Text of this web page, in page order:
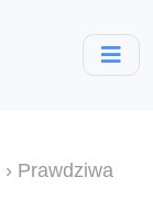
› Prawdziwa